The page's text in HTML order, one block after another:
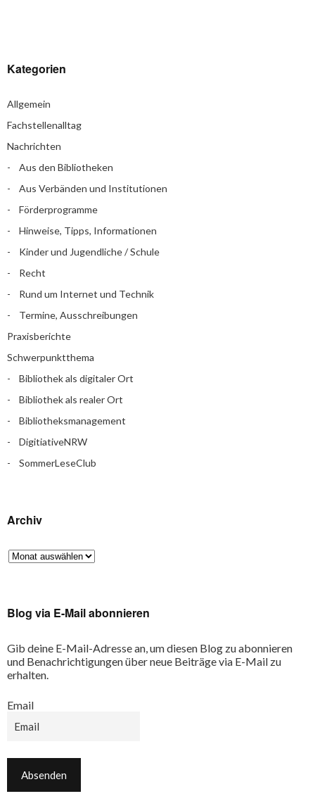
Kategorien
Allgemein
Fachstellenalltag
Nachrichten
Aus den Bibliotheken
Aus Verbänden und Institutionen
Förderprogramme
Hinweise, Tipps, Informationen
Kinder und Jugendliche / Schule
Recht
Rund um Internet und Technik
Termine, Ausschreibungen
Praxisberichte
Schwerpunktthema
Bibliothek als digitaler Ort
Bibliothek als realer Ort
Bibliotheksmanagement
DigitiativeNRW
SommerLeseClub
Archiv
Blog via E-Mail abonnieren
Gib deine E-Mail-Adresse an, um diesen Blog zu abonnieren
und Benachrichtigungen über neue Beiträge via E-Mail zu
erhalten.
Email